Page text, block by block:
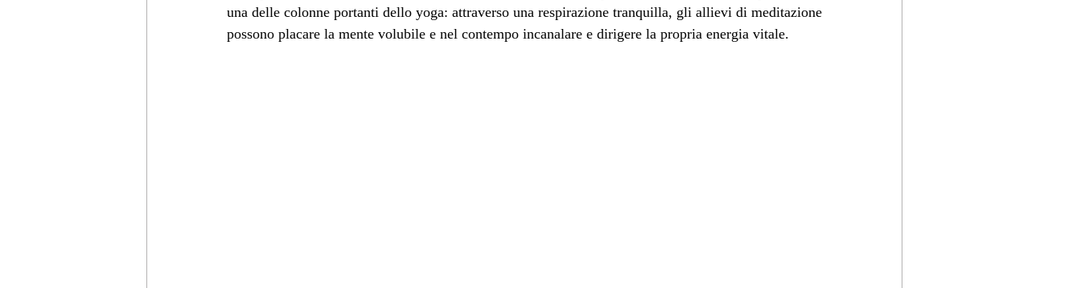
una delle colonne portanti dello yoga: attraverso una respirazione tranquilla, gli allievi di meditazione
possono placare la mente volubile e nel contempo incanalare e dirigere la propria energia vitale.